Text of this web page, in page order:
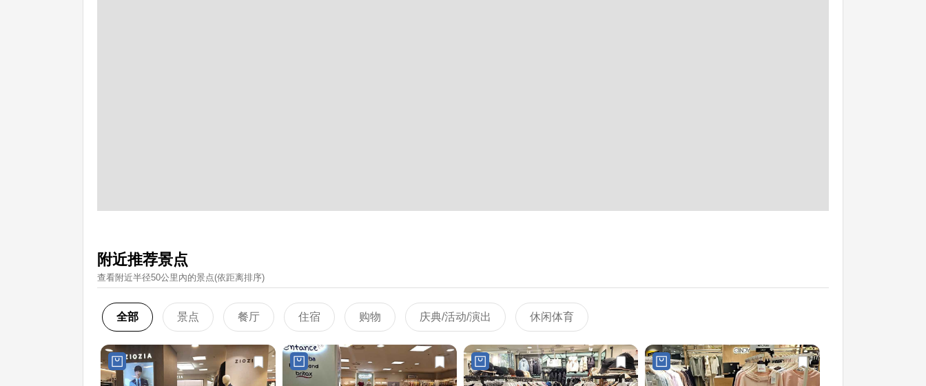
附近推荐景点
查看附近半径50公里內的景点(依距离排序)
全部 景点 餐厅 住宿 购物 庆典/活动/演出 休闲体育